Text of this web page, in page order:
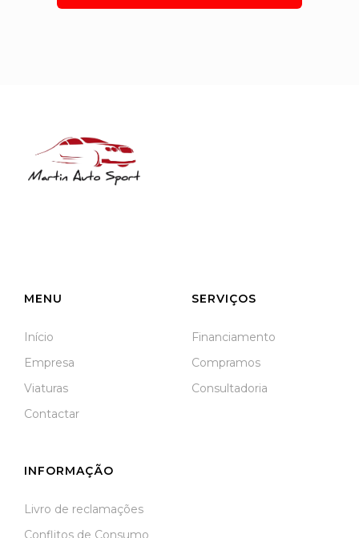
MENU
Início
Empresa
Viaturas
Contactar
SERVIÇOS
Financiamento
Compramos
Consultadoria
INFORMAÇÃO
Livro de reclamações
Conflitos de Consumo